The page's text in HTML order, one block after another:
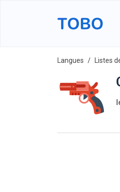
Langues Listes